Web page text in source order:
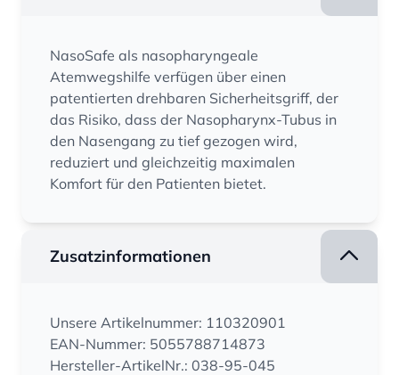
NasoSafe als nasopharyngeale
Atemwegshilfe verfügen über einen
patentierten drehbaren Sicherheitsgriff, der
das Risiko, dass der Nasopharynx-Tubus in
den Nasengang zu tief gezogen wird,
reduziert und gleichzeitig maximalen
Komfort für den Patienten bietet.
Zusatzinformationen
Unsere Artikelnummer: 110320901
EAN-Nummer: 5055788714873
Hersteller-ArtikelNr.: 038-95-045